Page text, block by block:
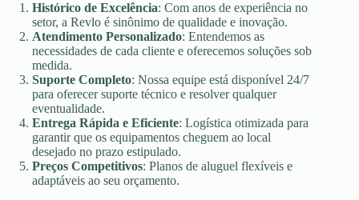
Histórico de Excelência: Com anos de experiência no
setor, a Revlo é sinônimo de qualidade e inovação.
Atendimento Personalizado: Entendemos as
necessidades de cada cliente e oferecemos soluções sob
medida.
Suporte Completo: Nossa equipe está disponível 24/7
para oferecer suporte técnico e resolver qualquer
eventualidade.
Entrega Rápida e Eficiente: Logística otimizada para
garantir que os equipamentos cheguem ao local
desejado no prazo estipulado.
Preços Competitivos: Planos de aluguel flexíveis e
adaptáveis ao seu orçamento.